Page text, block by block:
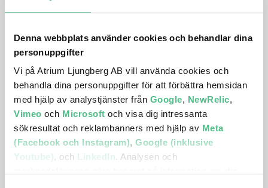
Denna webbplats använder cookies och behandlar dina
personuppgifter
Vi på Atrium Ljungberg AB vill använda cookies och
behandla dina personuppgifter för att förbättra hemsidan
med hjälp av analystjänster från Google, NewRelic,
Vimeo och Microsoft och visa dig intressanta
sökresultat och reklambanners med hjälp av Meta
(Facebook och Instagram), Google (inklusive
Youtube), och LinkedIn. Analysen och
BOSTÄDER